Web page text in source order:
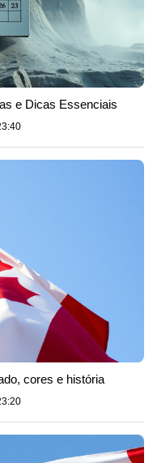
e Dicas Essenciais
cores e história